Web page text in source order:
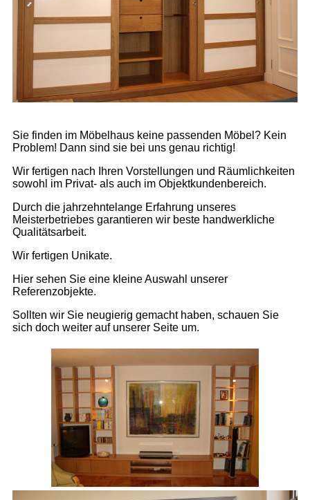
Sie finden im Möbelhaus keine passenden Möbel? Kein
Problem! Dann sind sie bei uns genau richtig!
Wir fertigen nach Ihren Vorstellungen und Räumlichkeiten
sowohl im Privat- als auch im Objektkundenbereich.
Durch die jahrzehntelange Erfahrung unseres
Meisterbetriebes garantieren wir beste handwerkliche
Qualitätsarbeit.
Wir fertigen Unikate.
Hier sehen Sie eine kleine Auswahl unserer
Referenzobjekte.
Sollten wir Sie neugierig gemacht haben, schauen Sie
sich doch weiter auf unserer Seite um.